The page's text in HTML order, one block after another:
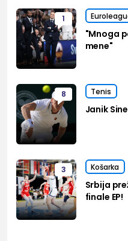
1
"Mnoga
mene"
8 Tenis
Janik
3 Košarka
Srbija
finale EP!